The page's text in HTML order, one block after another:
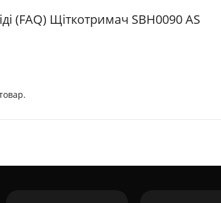
(FAQ) Щіткотримач SBH0090 AS